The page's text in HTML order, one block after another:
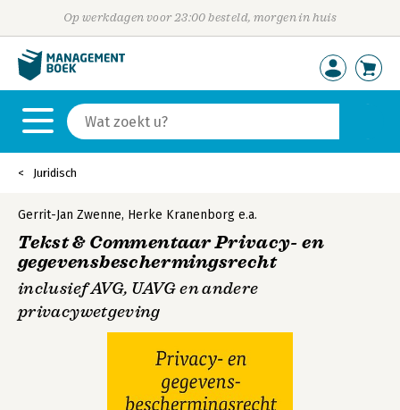
Op werkdagen voor 23:00 besteld, morgen in huis
Juridisch
Gerrit-Jan Zwenne, Herke Kranenborg e.a.
Tekst & Commentaar Privacy- en
gegevensbeschermingsrecht
inclusief AVG, UAVG en andere
privacywetgeving